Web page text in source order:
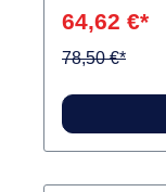
64,62 €*
78,50 €*